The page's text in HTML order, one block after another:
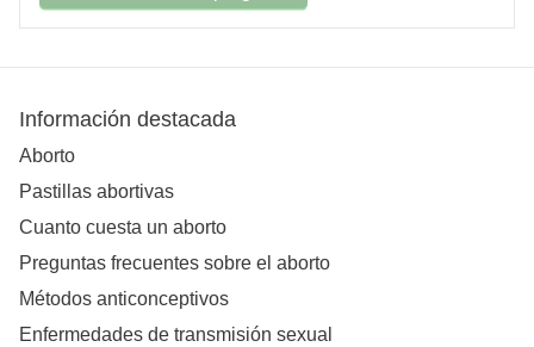
Información destacada
Aborto
Pastillas abortivas
Cuanto cuesta un aborto
Preguntas frecuentes sobre el aborto
Métodos anticonceptivos
Enfermedades de transmisión sexual